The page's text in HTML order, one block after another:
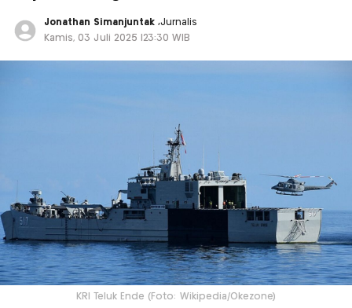
Jonathan Simanjuntak,Jurnalis
Kamis, 03 Juli 2025 |23:30 WIB
KRI Teluk Ende (Foto: Wikipedia/Okezone)